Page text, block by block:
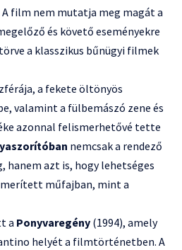
film nem mutatja meg magát a
és követő eseményekre
a klasszikus bűnügyi filmek
a fekete öltönyös
valamint a fülbemászó zene és
azonnal felismerhetővé tette
nemcsak a rendező
azt is, hogy lehetséges
műfajban, mint a
a Ponyvaregény (1994), amely
helyét a filmtörténetben. A